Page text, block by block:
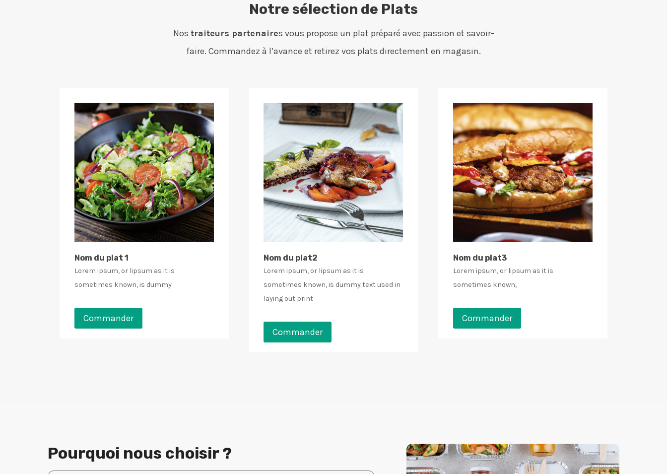
Notre sélection de Plats
Nos traiteurs partenaires vous propose un plat préparé avec passion et savoir-
faire. Commandez à l’avance et retirez vos plats directement en magasin.
Nom du plat 1
Lorem ipsum, or lipsum as it is
sometimes known, is dummy
Commander
Nom du plat2
Lorem ipsum, or lipsum as it is
sometimes known, is dummy text used in
laying out print
Commander
Nom du plat3
Lorem ipsum, or lipsum as it is
sometimes known,
Commander
Pourquoi nous choisir ?